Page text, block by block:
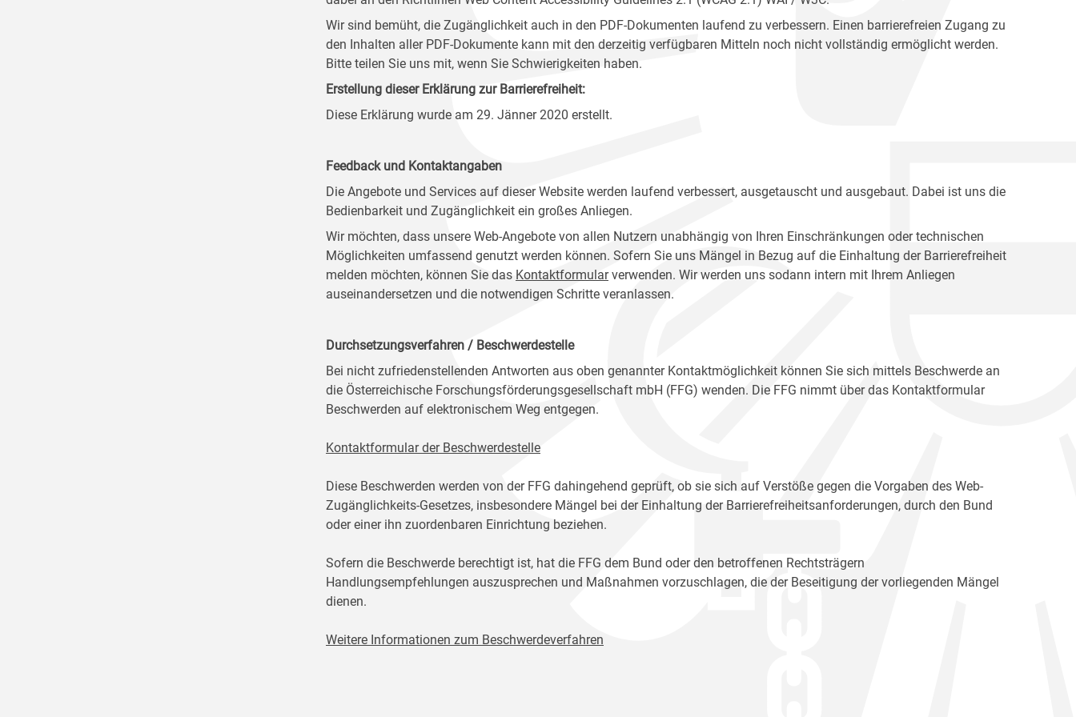
Wir sind bemüht, die Zugänglichkeit auch in den PDF-Dokumenten laufend zu verbessern. Einen barrierefreien Zugang zu
den Inhalten aller PDF-Dokumente kann mit den derzeitig verfügbaren Mitteln noch nicht vollständig ermöglicht werden.
Bitte teilen Sie uns mit, wenn Sie Schwierigkeiten haben.
Erstellung dieser Erklärung zur Barrierefreiheit:
Diese Erklärung wurde am 29. Jänner 2020 erstellt.
Feedback und Kontaktangaben
Die Angebote und Services auf dieser Website werden laufend verbessert, ausgetauscht und ausgebaut. Dabei ist uns die
Bedienbarkeit und Zugänglichkeit ein großes Anliegen.
Wir möchten, dass unsere Web-Angebote von allen Nutzern unabhängig von Ihren Einschränkungen oder technischen
Möglichkeiten umfassend genutzt werden können. Sofern Sie uns Mängel in Bezug auf die Einhaltung der Barrierefreiheit
melden möchten, können Sie das Kontaktformularverwenden. Wir werden uns sodann intern mit Ihrem Anliegen
auseinandersetzen und die notwendigen Schritte veranlassen.
Durchsetzungsverfahren / Beschwerdestelle
Bei nicht zufriedenstellenden Antworten aus oben genannter Kontaktmöglichkeit können Sie sich mittels Beschwerde an
die Österreichische Forschungsförderungsgesellschaft mbH (FFG) wenden. Die FFG nimmt über das Kontaktformular
Beschwerden auf elektronischem Weg entgegen.
Kontaktformular der Beschwerdestelle
Diese Beschwerden werden von der FFG dahingehend geprüft, ob sie sich auf Verstöße gegen die Vorgaben des Web-
Zugänglichkeits-Gesetzes, insbesondere Mängel bei der Einhaltung der Barrierefreiheitsanforderungen, durch den Bund
oder einer ihn zuordenbaren Einrichtung beziehen.
Sofern die Beschwerde berechtigt ist, hat die FFG dem Bund oder den betroffenen Rechtsträgern
Handlungsempfehlungen auszusprechen und Maßnahmen vorzuschlagen, die der Beseitigung der vorliegenden Mängel
dienen.
Weitere Informationen zum Beschwerdeverfahren